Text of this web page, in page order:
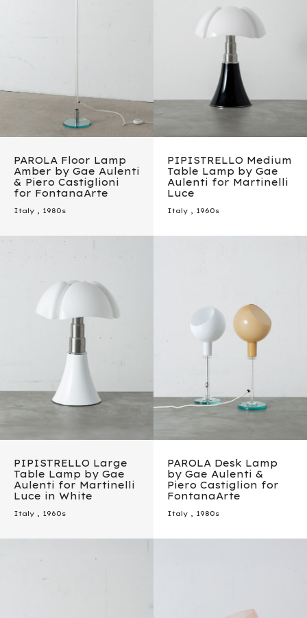
PAROLA Floor Lamp
Amber by Gae Aulenti
& Piero Castiglioni
for FontanaArte
Italy , 1980s
PIPISTRELLO Medium
Table Lamp by Gae
Aulenti for Martinelli
Luce
Italy , 1960s
PIPISTRELLO Large
Table Lamp by Gae
Aulenti for Martinelli
Luce in White
Italy , 1960s
PAROLA Desk Lamp
by Gae Aulenti &
Piero Castiglion for
FontanaArte
Italy , 1980s